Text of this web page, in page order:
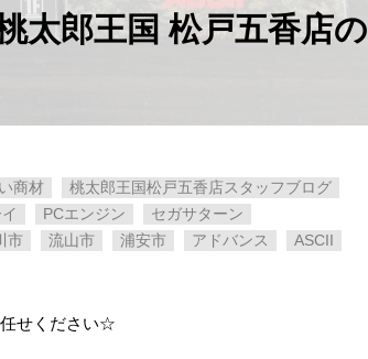
太郎王国 松戸五香店の
商材
桃太郎王国松戸五香店スタッフブログ
PCエンジン
セガサターン
市 流山市 浦安市 アドバンス
ASCII
せください☆